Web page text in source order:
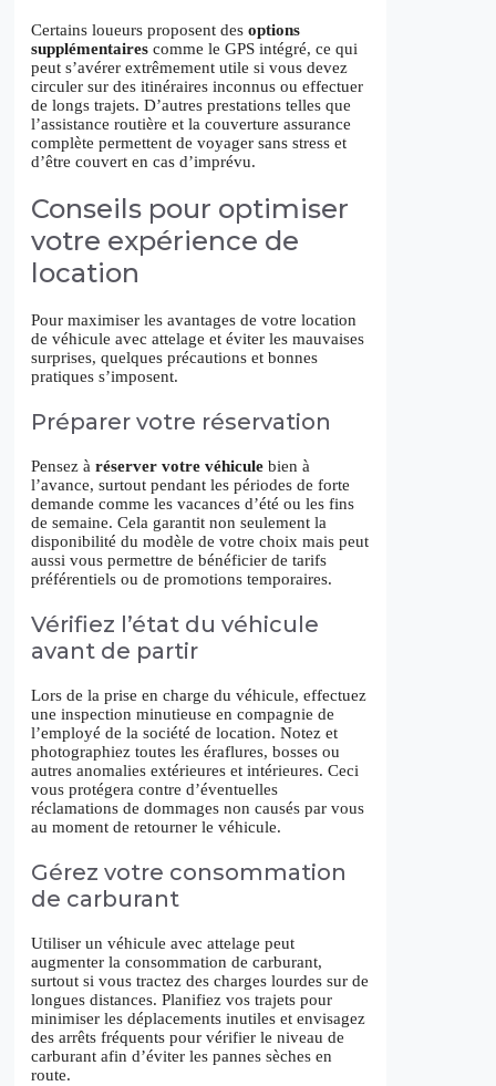
Certains loueurs proposent des options
supplémentaires comme le GPS intégré, ce qui
peut s’avérer extrêmement utile si vous devez
circuler sur des itinéraires inconnus ou effectuer
de longs trajets. D’autres prestations telles que
l’assistance routière et la couverture assurance
complète permettent de voyager sans stress et
d’être couvert en cas d’imprévu.
Conseils pour optimiser
votre expérience de
location
Pour maximiser les avantages de votre location
de véhicule avec attelage et éviter les mauvaises
surprises, quelques précautions et bonnes
pratiques s’imposent.
Préparer votre réservation
Pensez à réserver votre véhicule bien à
l’avance, surtout pendant les périodes de forte
demande comme les vacances d’été ou les fins
de semaine. Cela garantit non seulement la
disponibilité du modèle de votre choix mais peut
aussi vous permettre de bénéficier de tarifs
préférentiels ou de promotions temporaires.
Vérifiez l’état du véhicule
avant de partir
Lors de la prise en charge du véhicule, effectuez
une inspection minutieuse en compagnie de
l’employé de la société de location. Notez et
photographiez toutes les éraflures, bosses ou
autres anomalies extérieures et intérieures. Ceci
vous protégera contre d’éventuelles
réclamations de dommages non causés par vous
au moment de retourner le véhicule.
Gérez votre consommation
de carburant
Utiliser un véhicule avec attelage peut
augmenter la consommation de carburant,
surtout si vous tractez des charges lourdes sur de
longues distances. Planifiez vos trajets pour
minimiser les déplacements inutiles et envisagez
des arrêts fréquents pour vérifier le niveau de
carburant afin d’éviter les pannes sèches en
route.